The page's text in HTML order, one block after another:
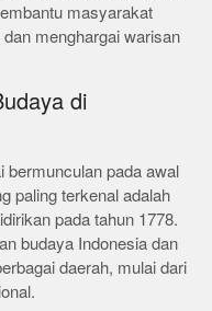
masyarakat
menghargai warisan
di
bermunculan pada awal
paling terkenal adalah
pada tahun 1778.
budaya Indonesia dan
daerah, mulai dari